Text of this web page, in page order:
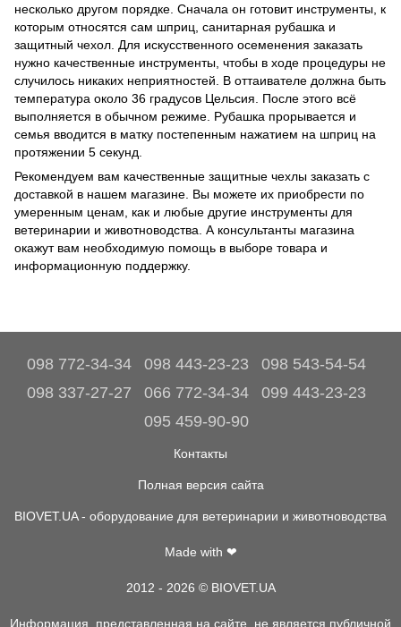
несколько другом порядке. Сначала он готовит инструменты, к
которым относятся сам шприц, санитарная рубашка и
защитный чехол. Для искусственного осеменения заказать
нужно качественные инструменты, чтобы в ходе процедуры не
случилось никаких неприятностей. В оттаивателе должна быть
температура около 36 градусов Цельсия. После этого всё
выполняется в обычном режиме. Рубашка прорывается и
семья вводится в матку постепенным нажатием на шприц на
протяжении 5 секунд.
Рекомендуем вам качественные защитные чехлы заказать с
доставкой в нашем магазине. Вы можете их приобрести по
умеренным ценам, как и любые другие инструменты для
ветеринарии и животноводства. А консультанты магазина
окажут вам необходимую помощь в выборе товара и
информационную поддержку.
098 772-34-34 098 443-23-23
098 543-54-54
098 337-27-27
066 772-34-34
099 443-23-23
095 459-90-90
Контакты
Полная версия сайта
BIOVET.UA - оборудование для ветеринарии и животноводства
Made with ❤
2012 - 2026 © BIOVET.UA
Информация, представленная на сайте, не является публичной